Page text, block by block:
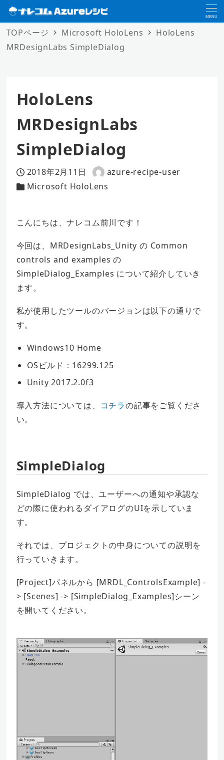
MENU
TOPページ Microsoft HoloLens
HoloLens
MRDesignLabs SimpleDialog
HoloLens
MRDesignLabs
SimpleDialog
投稿日
2018年2月11日
著
者
azure-recipe-user
カテゴリー
Microsoft HoloLens
こんにちは、ナレコム前川です！
今回は、MRDesignLabs_Unity の Common
controls and examples の
SimpleDialog_Examples について紹介していき
ます。
私が使用したツールのバージョンは以下の通りで
す。
Windows10 Home
OSビルド：16299.125
Unity 2017.2.0f3
導入方法については、 コチラの記事をご覧くださ
い。
SimpleDialog
SimpleDialog では、ユーザーへの通知や承認な
どの際に使われるダイアログのUIを示していま
す。
それでは、プロジェクトの中身についての説明を
行っていきます。
[Project]パネルから [MRDL_ControlsExample] -
> [Scenes] -> [SimpleDialog_Examples]シーン
を開いてください。